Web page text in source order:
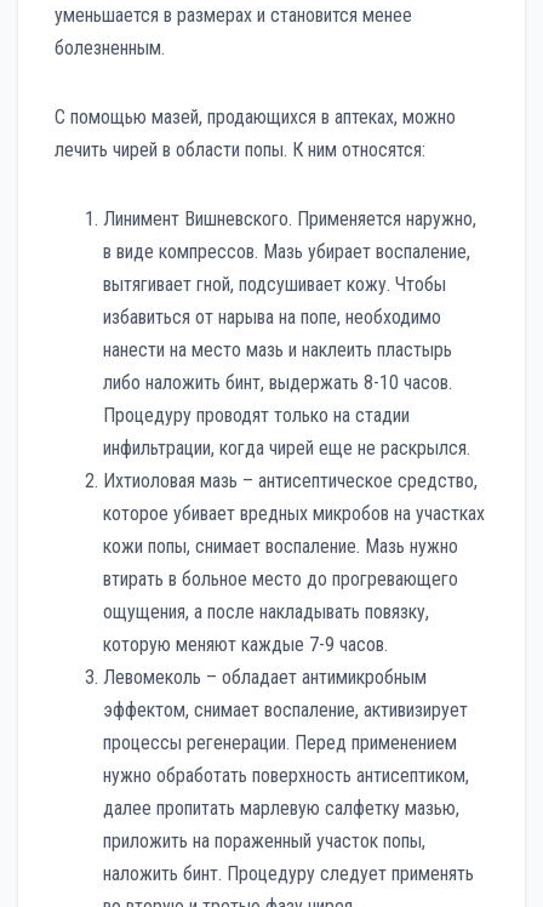
уменьшается в размерах и становится менее
болезненным.
С помощью мазей, продающихся в аптеках, можно
лечить чирей в области попы. К ним относятся:
Линимент Вишневского. Применяется наружно,
в виде компрессов. Мазь убирает воспаление,
вытягивает гной, подсушивает кожу. Чтобы
избавиться от нарыва на попе, необходимо
нанести на место мазь и наклеить пластырь
либо наложить бинт, выдержать 8-10 часов.
Процедуру проводят только на стадии
инфильтрации, когда чирей еще не раскрылся.
Ихтиоловая мазь – антисептическое средство,
которое убивает вредных микробов на участках
кожи попы, снимает воспаление. Мазь нужно
втирать в больное место до прогревающего
ощущения, а после накладывать повязку,
которую меняют каждые 7-9 часов.
Левомеколь – обладает антимикробным
эффектом, снимает воспаление, активизирует
процессы регенерации. Перед применением
нужно обработать поверхность антисептиком,
далее пропитать марлевую салфетку мазью,
приложить на пораженный участок попы,
наложить бинт. Процедуру следует применять